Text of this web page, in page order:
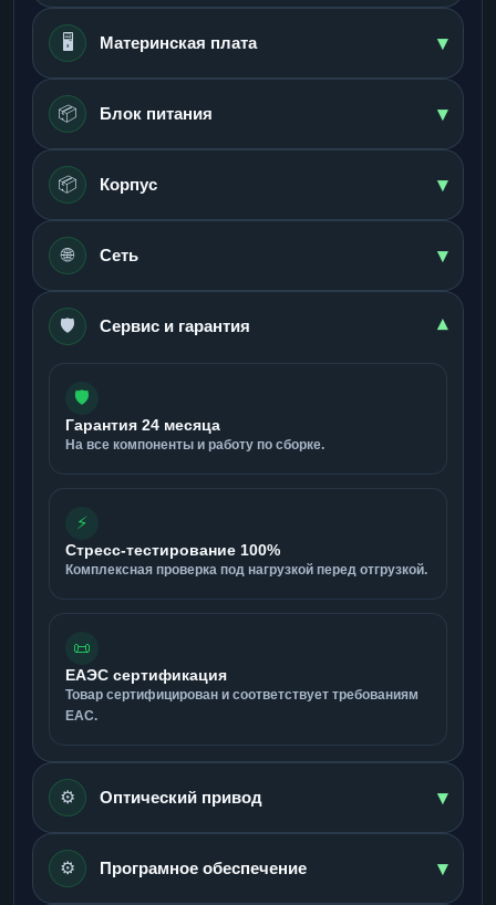
🖥️ Материнская плата ▾
📦 Блок питания ▾
📦 Корпус ▾
🌐 Сеть ▾
🛡️ Сервис и гарантия ▾
🛡️
Гарантия 24 месяца
На все компоненты и работу по сборке.
⚡
Стресс-тестирование 100%
Комплексная проверка под нагрузкой перед отгрузкой.
📜
ЕАЭС сертификация
Товар сертифицирован и соответствует требованиям
ЕАС.
⚙️ Оптический привод ▾
⚙️ Програмное обеспечение ▾